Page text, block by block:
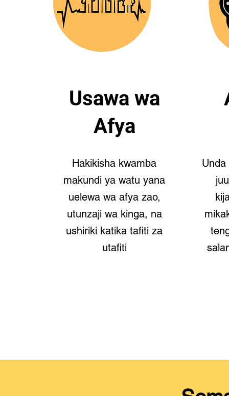
Usawa wa
Afya
Hakikisha kwamba
makundi ya watu yana
uelewa wa afya zao,
utunzaji wa kinga, na
ushiriki katika tafiti za
utafiti